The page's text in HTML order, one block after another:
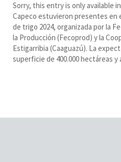
Sorry, this entry is only available
Capeco estuvieron presentes en
de trigo 2024, organizada por la
la Producción (Fecoprod) y la
Estigarribia (Caaguazú). La
superficie de 400.000 hectáreas